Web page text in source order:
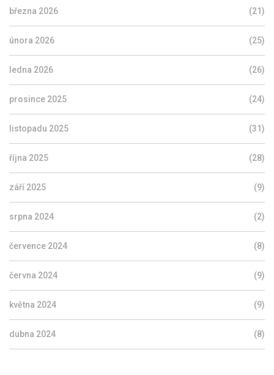
března 2026 (21)
února 2026 (25)
ledna 2026 (26)
prosince 2025 (24)
listopadu 2025 (31)
října 2025 (28)
září 2025 (9)
srpna 2024 (2)
července 2024 (8)
června 2024 (9)
května 2024 (9)
dubna 2024 (8)